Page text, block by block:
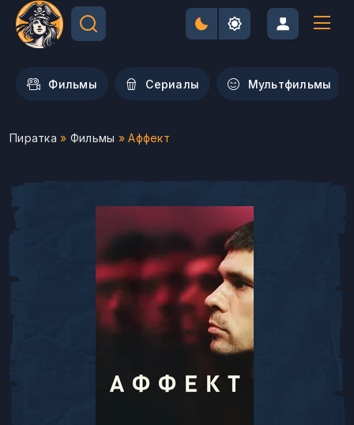
Фильмы Сериалы Мультфильмы
Пиратка » Фильмы » Аффект